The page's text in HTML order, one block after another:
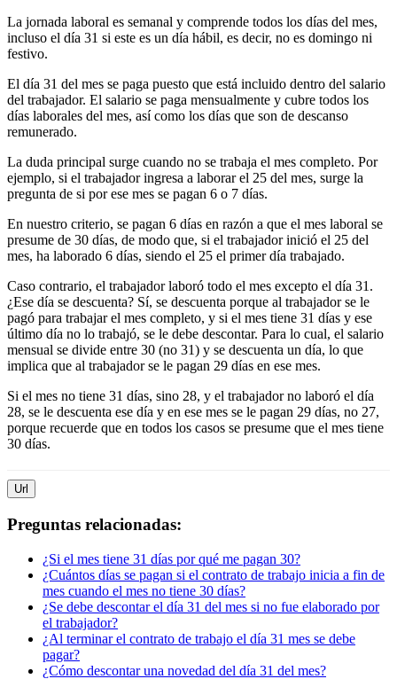
La jornada laboral es semanal y comprende todos los días del mes,
incluso el día 31 si este es un día hábil, es decir, no es domingo ni
festivo.
El día 31 del mes se paga puesto que está incluido dentro del salario
del trabajador. El salario se paga mensualmente y cubre todos los
días laborales del mes, así como los días que son de descanso
remunerado.
La duda principal surge cuando no se trabaja el mes completo. Por
ejemplo, si el trabajador ingresa a laborar el 25 del mes, surge la
pregunta de si por ese mes se pagan 6 o 7 días.
En nuestro criterio, se pagan 6 días en razón a que el mes laboral se
presume de 30 días, de modo que, si el trabajador inició el 25 del
mes, ha laborado 6 días, siendo el 25 el primer día trabajado.
Caso contrario, el trabajador laboró todo el mes excepto el día 31.
¿Ese día se descuenta? Sí, se descuenta porque al trabajador se le
pagó para trabajar el mes completo, y si el mes tiene 31 días y ese
último día no lo trabajó, se le debe descontar. Para lo cual, el salario
mensual se divide entre 30 (no 31) y se descuenta un día, lo que
implica que al trabajador se le pagan 29 días en ese mes.
Si el mes no tiene 31 días, sino 28, y el trabajador no laboró el día
28, se le descuenta ese día y en ese mes se le pagan 29 días, no 27,
porque recuerde que en todos los casos se presume que el mes tiene
30 días.
Url
Preguntas relacionadas:
¿Si el mes tiene 31 días por qué me pagan 30?
¿Cuántos días se pagan si el contrato de trabajo inicia a fin de
mes cuando el mes no tiene 30 días?
¿Se debe descontar el día 31 del mes si no fue elaborado por
el trabajador?
¿Al terminar el contrato de trabajo el día 31 mes se debe
pagar?
¿Cómo descontar una novedad del día 31 del mes?